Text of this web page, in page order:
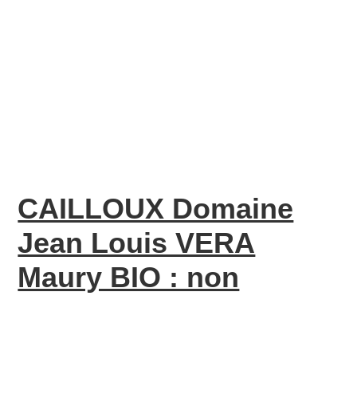
CAILLOUX Domaine
Jean Louis VERA
Maury BIO : non